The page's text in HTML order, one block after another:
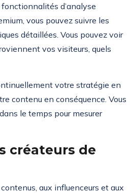
d’analyse
vous pouvez suivre les
détaillées. Vous pouvez voir
vos visiteurs, quels
votre stratégie en
contenu en conséquence. Vous
le temps pour mesurer
créateurs de
aux influenceurs et aux